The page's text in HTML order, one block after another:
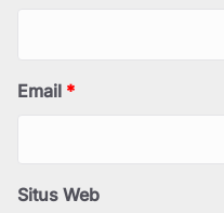
Email *
Situs Web